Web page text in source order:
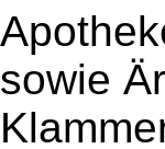
sowie